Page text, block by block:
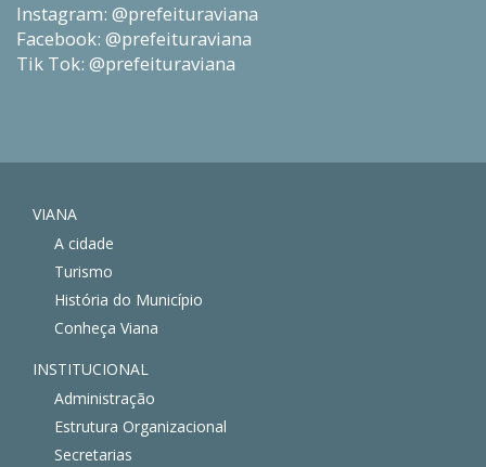
Instagram: @prefeituraviana
Facebook: @prefeituraviana
Tik Tok: @prefeituraviana
VIANA
A cidade
Turismo
História do Município
Conheça Viana
INSTITUCIONAL
Administração
Estrutura Organizacional
Secretarias